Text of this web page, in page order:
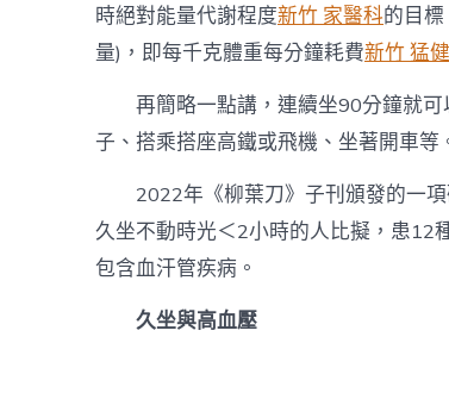
時絕對能量代謝程度新竹 家醫科的目
量)，即每千克體重每分鐘耗費新竹 猛
再簡略一點講，連續坐90分鐘就
子、搭乘搭座高鐵或飛機、坐著開車等
2022年《柳葉刀》子刊頒發的一
久坐不動時光＜2小時的人比擬，患12
包含血汗管疾病。
久坐與高血壓